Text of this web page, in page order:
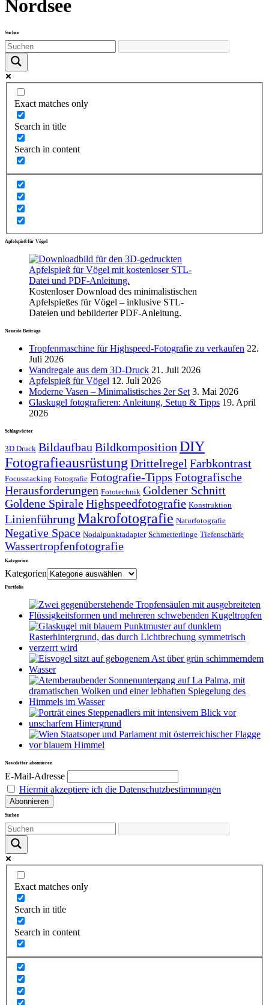
Nordsee
Suchen
Exact matches only
Search in title
Search in content
Apfelspieß für Vögel
Kostenloser Download des minimalistischen
Apfelspießes für Vögel – inklusive STL-
Dateien und bebilderter PDF-Anleitung.
Neueste Beiträge
Tropfenmaschine für Highspeed-Fotografie zu verkaufen 22.
Juli 2026
Wandregale aus dem 3D-Druck 21. Juli 2026
Apfelspieß für Vögel 12. Juli 2026
Moderne Vasen – Minimalistisches 2er Set 3. Mai 2026
Glaskugel fotografieren: Anleitung, Setup & Tipps 19. April
2026
Schlagwörter
3D Druck Bildaufbau Bildkomposition DIY
Fotografieausrüstung Drittelregel Farbkontrast
Focusstacking Fotografie Fotografie-Tipps Fotografische
Herausforderungen Fototechnik Goldener Schnitt
Goldene SpiraleHighspeedfotografie Konstruktion
Linienführung Makrofotografie Naturfotografie
Negative Space Nodalpunktadapter Schmetterlinge Tiefenschärfe
Wassertropfenfotografie
Kategorien
Kategorien
Portfolio
Newsletter abonnieren
E-Mail-Adresse
Hiermit akzeptiere ich die Datenschutzbestimmungen
Suchen
Exact matches only
Search in title
Search in content